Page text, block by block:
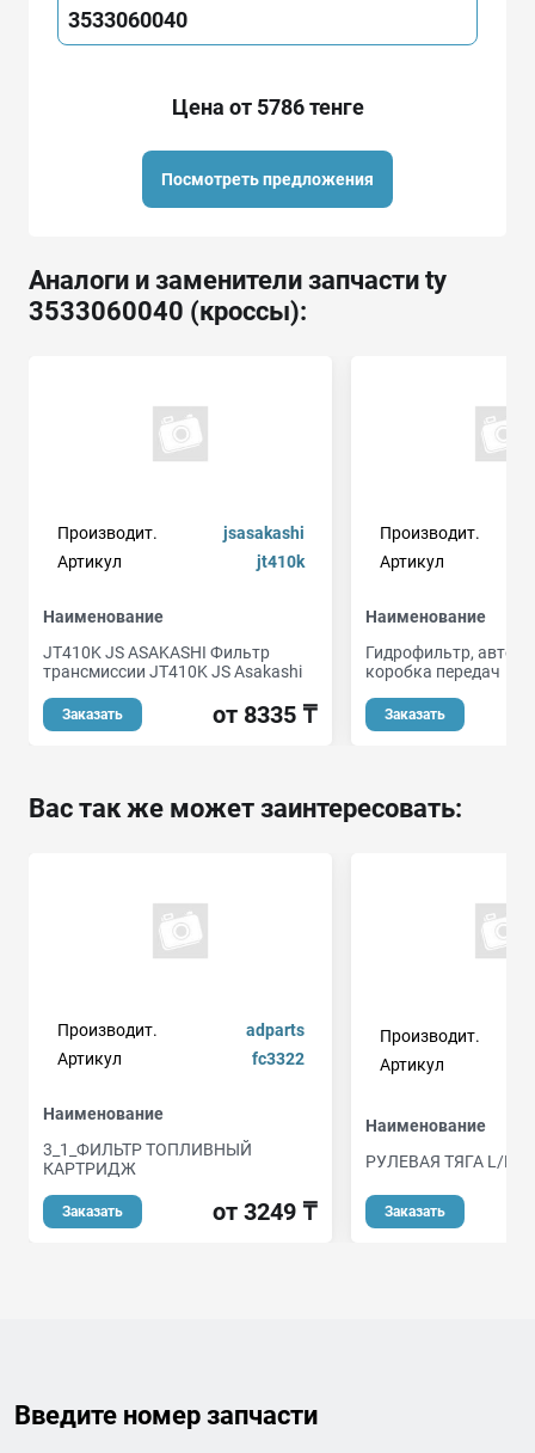
3533060040
Цена от 5786 тенге
Посмотреть предложения
Аналоги и заменители запчасти ty
3533060040 (кроссы):
Производит.
jsasakashi
Артикул
jt410k
Наименование
JT410K JS ASAKASHI Фильтр
трансмиссии JT410K JS Asakashi
Заказать от 8335 ₸
Производит.
Артикул
Наименование
Гидрофильтр,
коробка передач
Заказать
Вас так же может заинтересовать:
Производит.
adparts
Артикул
fc3322
Наименование
3_1_ФИЛЬТР ТОПЛИВНЫЙ
КАРТРИДЖ
Заказать от 3249 ₸
Производит.
Артикул
Наименование
РУЛЕВАЯ ТЯГА L/R
Заказать
Введите номер запчасти